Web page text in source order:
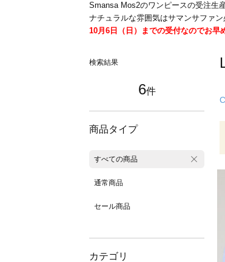
Smansa Mos2のワンピースの受注生
ナチュラルな雰囲気はサマンサファン
10月6日（日）までの受付なのでお早
検索結果
6件
商品タイプ
すべての商品
通常商品
セール商品
カテゴリ